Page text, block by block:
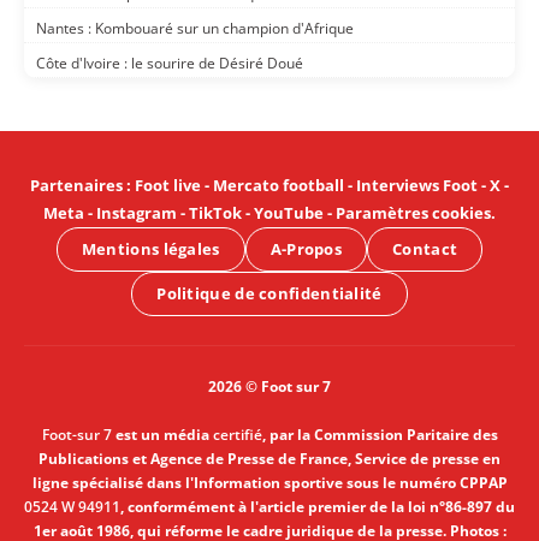
Nantes : Kombouaré sur un champion d'Afrique
Côte d'Ivoire : le sourire de Désiré Doué
Partenaires: Foot live- Mercato football - Interviews Foot-X-
Meta - Instagram -TikTok-YouTube- Paramètres cookies.
Mentions légales
A-Propos Contact
Politique de confidentialité
2026 © Foot sur 7
Foot-sur 7est un médiacertifié, par la Commission Paritaire des
Publications et Agence de Presse de France, Service de presse en
ligne spécialisé dans l'Information sportive sous le numéro CPPAP
0524 W 94911, conformément à l'article premier de la loi n°86-897 du
1er août 1986, qui réforme le cadre juridique de la presse. Photos :